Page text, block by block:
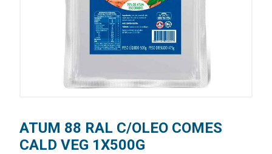
ATUM 88 RAL C/OLEO COMES
CALD VEG 1X500G